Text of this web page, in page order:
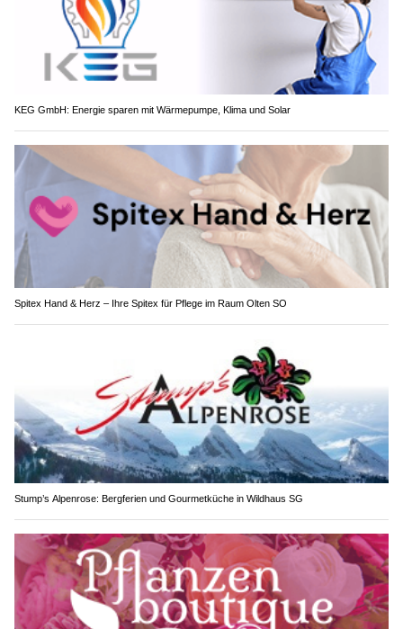
KEG GmbH: Energie sparen mit Wärmepumpe, Klima und Solar
Spitex Hand & Herz – Ihre Spitex für Pflege im Raum Olten SO
Stump’s Alpenrose: Bergferien und Gourmetküche in Wildhaus SG